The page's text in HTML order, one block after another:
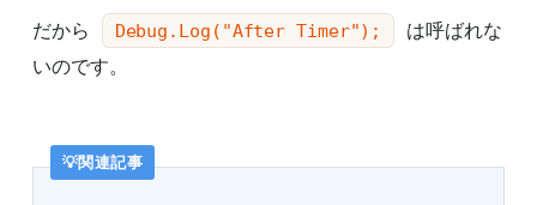
だから Debug.Log("After Timer");
は呼ばれな
いのです。
関連記事